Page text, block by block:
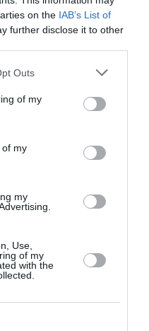
on the IAB’s List of
further disclose it to other
Outs
of my
of my
my
Use,
of my
with the